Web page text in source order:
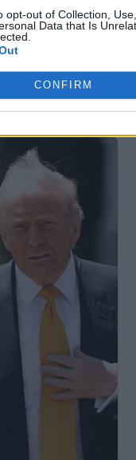
opt-out of Collection,
Data that Is
CONFIRM
τα δεσμευμένα
περιουσιακά στοιχεία:
– Ζητά πλήρη